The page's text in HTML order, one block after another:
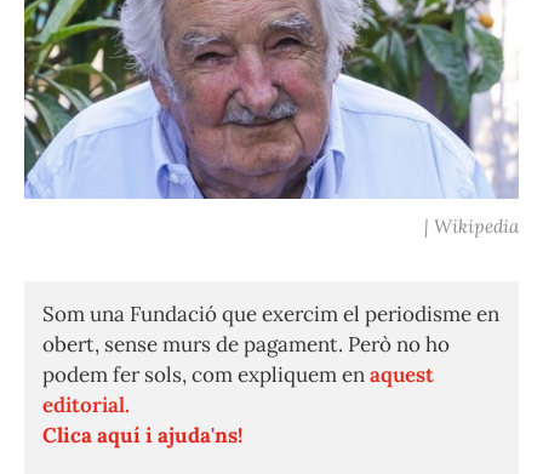
| Wikipedia
Som una Fundació que exercim el periodisme en
obert, sense murs de pagament. Però no ho
podem fer sols, com expliquem enaquest
editorial.
Clica aquí i ajuda'ns!